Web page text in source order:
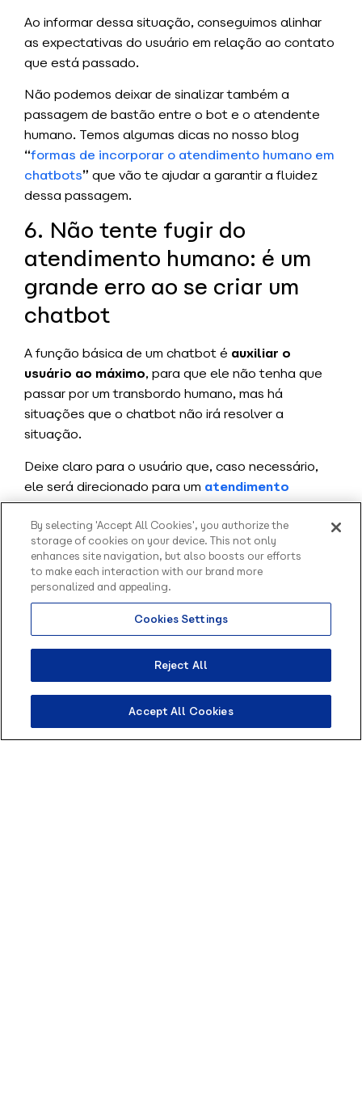
Ao informar dessa situação, conseguimos alinhar
as expectativas do usuário em relação ao contato
que está passado.
Não podemos deixar de sinalizar também a
passagem de bastão entre o bot e o atendente
humano. Temos algumas dicas no nosso blog
“formas de incorporar o atendimento humano em
chatbots” que vão te ajudar a garantir a fluidez
dessa passagem.
6. Não tente fugir do
atendimento humano: é um
grande erro ao se criar um
chatbot
A função básica de um chatbot é auxiliar o
usuário ao máximo, para que ele não tenha que
passar por um transbordo humano, mas há
situações que o chatbot não irá resolver a
situação.
Deixe claro para o usuário que, caso necessário,
ele será direcionado para um atendimento
humanodurante o fluxo. Mas lembre: Tente filtrar
ao máximo a solicitação para que o atendimento
seja fácil e tenha todas as informações para o
operador.
7. Não criar relatórios para
medir o desempenho do seu
contato inteligente é um erro
Mapear e identificar pontos de melhoria dentro do
seu contato inteligente é imprescindível para que
a experiência do usuário seja fluida e esteja de
Olá, sou o Contato
inteligente da Blip.
Como posso te ajudar?
By selecting 'Accept All Cookies', you authorize the
storage of cookies on your device. This not only
enhances site navigation, but also boosts our efforts
to make each interaction with our brand more
personalized and appealing.
Cookies Settings
Reject All
Accept All Cookies